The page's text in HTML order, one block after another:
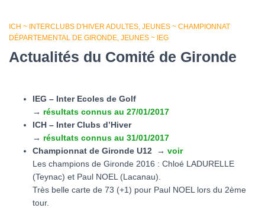
ICH ~ INTERCLUBS D'HIVER ADULTES JEUNES ~ CHAMPIONNAT
DÉPARTEMENTAL DE GIRONDE JEUNES ~ IEG
Actualités du Comité de Gironde
IEG – Inter Ecoles de Golf
→ résultats connus au 27/01/2017
ICH – Inter Clubs d’Hiver
→ résultats connus au 31/01/2017
Championnat de Gironde U12
→ voir
Les champions de Gironde 2016 : Chloé LADURELLE
(Teynac) et Paul NOEL (Lacanau).
Très belle carte de 73 (+1) pour Paul NOEL lors du 2ème
tour.